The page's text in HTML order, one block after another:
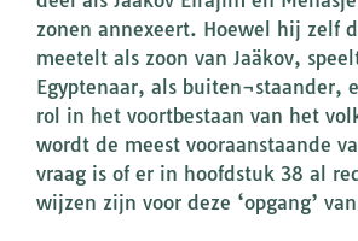
zonen annexeert. Hoewel hij zelf
meetelt als zoon van Jaäkov,
Egyptenaar, als buiten¬staander,
rol in het voortbestaan van het
wordt de meest vooraanstaande
vraag is of er in hoofdstuk 38 al
wijzen zijn voor deze ‘opgang’